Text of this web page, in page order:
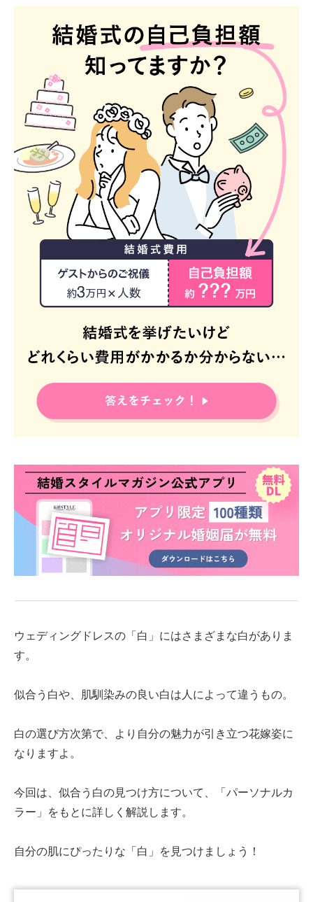
ウェディングドレスの「白」にはさまざまな白がありま
す。
似合う白や、肌馴染みの良い白は人によって違うもの。
白の選び方次第で、より自分の魅力が引き立つ花嫁姿に
なりますよ。
今回は、 似合う白の見つけ方について、「パーソナルカ
ラー」をもとに詳しく解説します。
自分の肌にぴったりな 「白」 を見つけましょう！